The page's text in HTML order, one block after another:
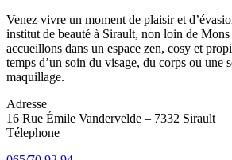
Venez vivre un moment de plaisir et
institut de beauté à Sirault, non loin de
accueillons dans un espace zen, cosy et
temps d’un soin du visage, du corps ou une
maquillage.
Adresse
16 Rue Émile Vandervelde – 7332 Sirault
Télephone